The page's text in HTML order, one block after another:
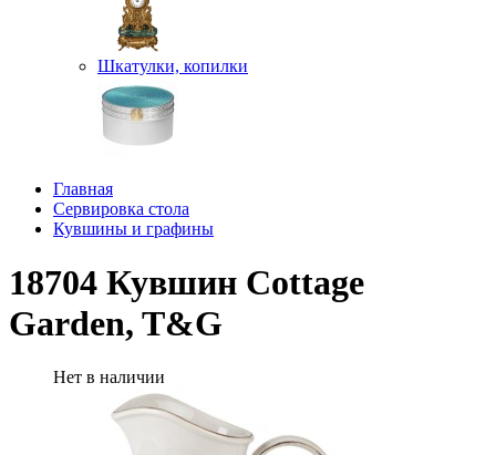
Шкатулки, копилки
Главная
Сервировка стола
Кувшины и графины
18704 Кувшин Cottage
Garden, T&G
Нет в наличии